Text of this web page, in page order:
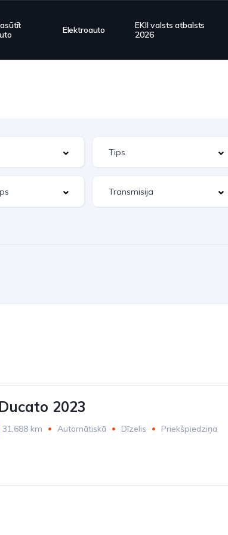
Elektroauto
EKII valsts atbalsts
2026
2023
31,688 km Automātiskā Dīzelis Priekšpiedziņa